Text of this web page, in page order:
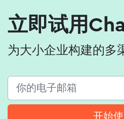
立即试用
为大小企业构建的多
开始